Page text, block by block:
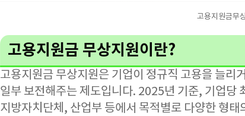
고용지원금무
고용지원금 무상지원이란?
고용지원금 무상지원은 기업이 정규직 고용을 늘리
일부 보전해주는 제도입니다. 2025년 기준, 기업당
지방자치단체, 산업부 등에서 목적별로 다양한 형